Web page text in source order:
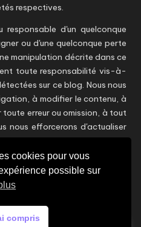
respectives.
d'un quelconque
ou d'une quelconque perte
manipulation décrite dans ce
toute responsabilité vis-à-
sur ce blog. Nous nous
à modifier le contenu, à
erreur ou omission, à tout
nous efforcerons d'actualiser
utile sans toutefois être
Les points de vue
aucunement ceux de
/ constructeurs ou encore du
que son auteur.
n'a aucune vocation
cookies pour vous
possible sur
compris